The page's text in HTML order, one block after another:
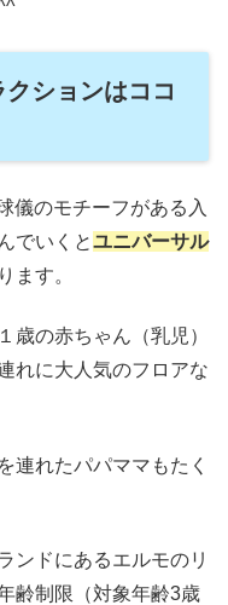
ションはココ
儀のモチーフがある入
でいくとユニバーサル
ます。
歳の赤ちゃん（乳児）
れに大人気のフロアな
連れたパパママもたく
ンドにあるエルモのリ
齢制限（対象年齢3歳